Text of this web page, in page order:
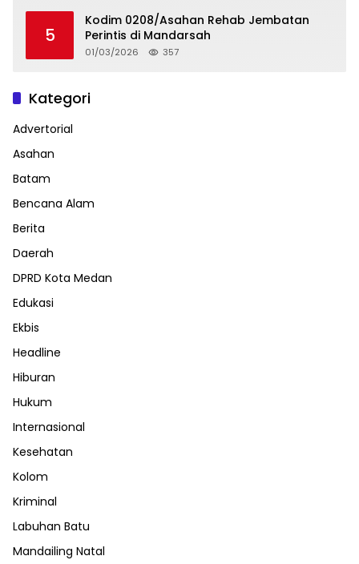
5
Kodim 0208/Asahan Rehab Jembatan
Perintis di Mandarsah
01/03/2026 357
Kategori
Advertorial
Asahan
Batam
Bencana Alam
Berita
Daerah
DPRD Kota Medan
Edukasi
Ekbis
Headline
Hiburan
Hukum
Internasional
Kesehatan
Kolom
Kriminal
Labuhan Batu
Mandailing Natal